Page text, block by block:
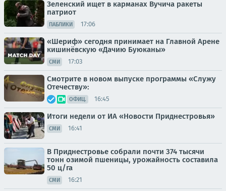
Зеленский ищет в карманах Вучича ракеты
патриот
ПАБЛИКИ 17:06
«Шериф» сегодня принимает на Главной Арене
кишинёвскую «Дачию Буюканы»
СМИ 17:03
Смотрите в новом выпуске программы «Служу
Отечеству»:
ОФИЦ. 16:45
Итоги недели от ИА «Новости Приднестровья»
СМИ 16:41
В Приднестровье собрали почти 374 тысячи
тонн озимой пшеницы, урожайность составила
50 ц/га
СМИ 16:21